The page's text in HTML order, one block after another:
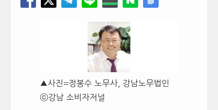
▲사진=정봉수 노무사, 강남노무법인
ⓒ강남 소비자저널